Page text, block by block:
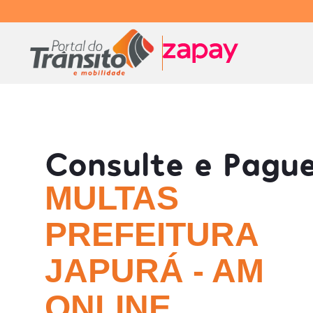
Consulte e
MULTAS
PREFEITURA
JAPURÁ - AM